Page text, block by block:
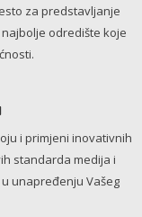
za predstavljanje
odredište koje
i primjeni inovativnih
standarda medija i
unapređenju Vašeg